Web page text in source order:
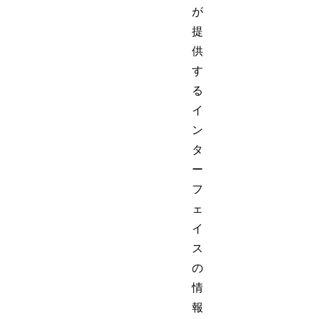
が
提
供
す
る
イ
ン
タ
ー
フ
ェ
イ
ス
の
情
報